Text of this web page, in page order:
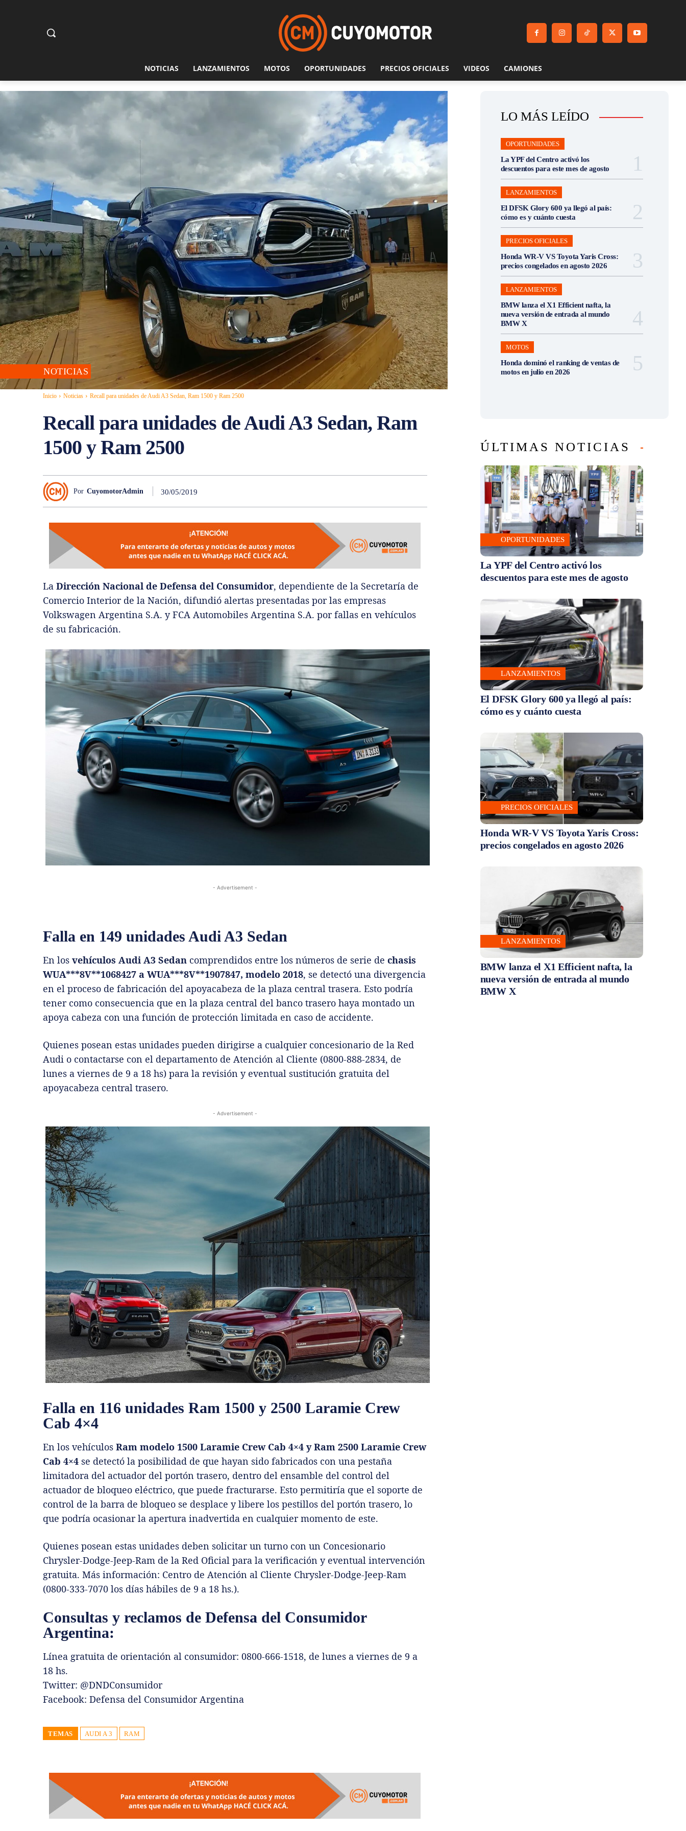
NOTICIAS LANZAMIENTOS MOTOS OPORTUNIDADES PRECIOS OFICIALES VIDEOS CAMIONES
NOTICIAS
Inicio Noticias Recall para unidades de Audi A3 Sedan, Ram 1500 y Ram 2500
Recall para unidades de Audi A3 Sedan, Ram
1500 y Ram 2500
Por CuyomotorAdmin 30/05/2019
La Dirección Nacional de Defensa del Consumidor, dependiente de la Secretaría de
Comercio Interior de la Nación, difundió alertas presentadas por las empresas
Volkswagen Argentina S.A. y FCA Automobiles Argentina S.A. por fallas en vehículos
de su fabricación.
- Advertisement -
Falla en 149 unidades Audi A3 Sedan
En los vehículos Audi A3 Sedan comprendidos entre los números de serie de chasis
WUA***8V**1068427 a WUA***8V**1907847, modelo 2018, se detectó una divergencia
en el proceso de fabricación del apoyacabeza de la plaza central trasera. Esto podría
tener como consecuencia que en la plaza central del banco trasero haya montado un
apoya cabeza con una función de protección limitada en caso de accidente.
Quienes posean estas unidades pueden dirigirse a cualquier concesionario de la Red
Audi o contactarse con el departamento de Atención al Cliente (0800-888-2834, de
lunes a viernes de 9 a 18 hs) para la revisión y eventual sustitución gratuita del
apoyacabeza central trasero.
- Advertisement -
Falla en 116 unidades Ram 1500 y 2500 Laramie Crew
Cab 4×4
En los vehículos Ram modelo 1500 Laramie Crew Cab 4×4 y Ram 2500 Laramie Crew
Cab 4×4 se detectó la posibilidad de que hayan sido fabricados con una pestaña
limitadora del actuador del portón trasero, dentro del ensamble del control del
actuador de bloqueo eléctrico, que puede fracturarse. Esto permitiría que el soporte de
control de la barra de bloqueo se desplace y libere los pestillos del portón trasero, lo
que podría ocasionar la apertura inadvertida en cualquier momento de este.
Quienes posean estas unidades deben solicitar un turno con un Concesionario
Chrysler-Dodge-Jeep-Ram de la Red Oficial para la verificación y eventual intervención
gratuita. Más información: Centro de Atención al Cliente Chrysler-Dodge-Jeep-Ram
(0800-333-7070 los días hábiles de 9 a 18 hs.).
Consultas y reclamos de Defensa del Consumidor
Argentina:
Línea gratuita de orientación al consumidor: 0800-666-1518, de lunes a viernes de 9 a
18 hs.
Twitter: @DNDConsumidor
Facebook: Defensa del Consumidor Argentina
TEMAS AUDI A 3 RAM
LO MÁS LEÍDO
OPORTUNIDADES
La YPF del Centro activó los
descuentos para este mes de agosto
LANZAMIENTOS
El DFSK Glory 600 ya llegó al país:
cómo es y cuánto cuesta
PRECIOS OFICIALES
Honda WR-V VS Toyota Yaris Cross:
precios congelados en agosto 2026
LANZAMIENTOS
BMW lanza el X1 Efficient nafta, la
nueva versión de entrada al mundo
BMW X
MOTOS
Honda dominó el ranking de ventas de
motos en julio en 2026
ÚLTIMAS NOTICIAS
OPORTUNIDADES
La YPF del Centro activó los
descuentos para este mes de agosto
LANZAMIENTOS
El DFSK Glory 600 ya llegó al país:
cómo es y cuánto cuesta
PRECIOS OFICIALES
Honda WR-V VS Toyota Yaris Cross:
precios congelados en agosto 2026
LANZAMIENTOS
BMW lanza el X1 Efficient nafta, la
nueva versión de entrada al mundo
BMW X